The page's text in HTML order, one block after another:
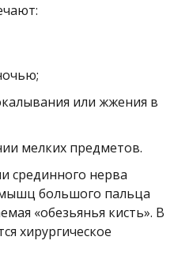
или жжения в
мелких предметов.
срединного нерва
большого пальца
«обезьянья кисть». В
хирургическое